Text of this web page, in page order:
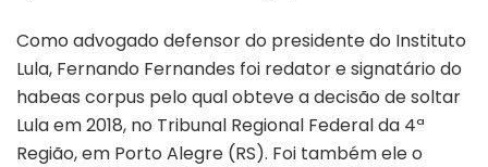
Como advogado defensor do presidente do Instituto
Lula, Fernando Fernandes foi redator e signatário do
habeas corpus pelo qual obteve a decisão de soltar
Lula em 2018, no Tribunal Regional Federal da 4ª
Região, em Porto Alegre (RS). Foi também ele o